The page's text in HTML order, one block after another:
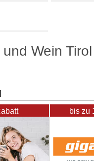
Wein Tirol
bis zu